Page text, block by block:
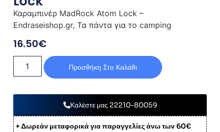
Καραμπινέρ MadRock Atom Lock –
Endraseishop.gr, Τα πάντα για το camping
16.50€
Προσθήκη Στο Καλάθι
Καλέστε μας 22210-80059
+ Δωρεάν μεταφορικά για παραγγελίες άνω των 60€